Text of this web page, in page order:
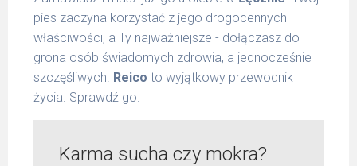
pies zaczyna korzystać z jego drogocennych
właściwości, a Ty najważniejsze - dołączasz do
grona osób świadomych zdrowia, a jednocześnie
szczęśliwych. Reico to wyjątkowy przewodnik
życia. Sprawdź go.
Karma sucha czy mokra?